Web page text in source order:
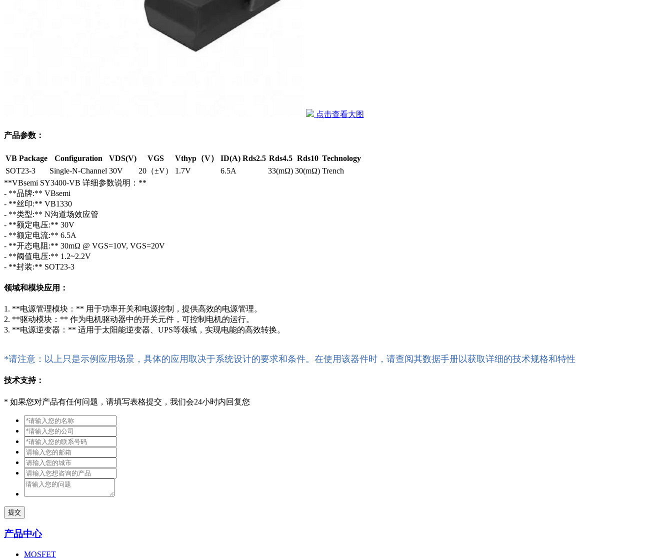
点击查看大图
产品参数：
VB Package Configuration VDS(V) VGS Vthyp（V） ID(A) Rds2.5 Rds4.5 Rds10 Technology
SOT23-3
Single-N-Channel 30V 20（±V） 1.7V 6.5A 33(mΩ) 30(mΩ) Trench
**VBsemi SY3400-VB 详细参数说明：**
- **品牌:** VBsemi
- **丝印:** VB1330
- **类型:** N沟道场效应管
- **额定电压:** 30V
- **额定电流:** 6.5A
- **开态电阻:** 30mΩ @ VGS=10V, VGS=20V
- **阈值电压:** 1.2~2.2V
- **封装:** SOT23-3
领域和模块应用：
1. **电源管理模块：** 用于功率开关和电源控制，提供高效的电源管理。
2. **驱动模块：** 作为电机驱动器中的开关元件，可控制电机的运行。
3. **电源逆变器：** 适用于太阳能逆变器、UPS等领域，实现电能的高效转换。
*请注意：以上只是示例应用场景，具体的应用取决于系统设计的要求和条件。在使用该器件时，请查阅其数据手册以获取详细的技术规格和特性
技术支持：
* 如果您对产品有任何问题，请填写表格提交，我们会24小时内回复您
提交
产品中心
MOSFET